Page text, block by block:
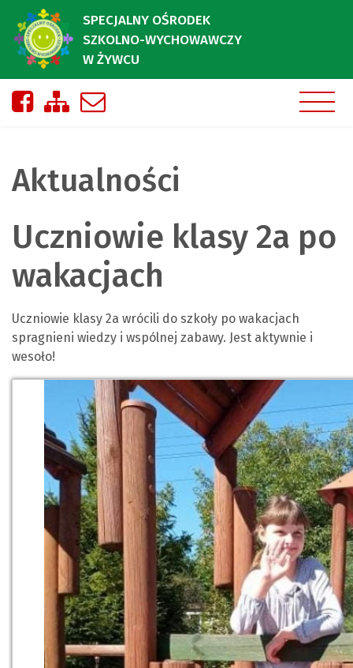
SPECJALNY OŚRODEK
SZKOLNO-WYCHOWAWCZY
W ŻYWCU
Nasza strona na Facebooku
Zobacz mapę strony
Aktualności
Uczniowie klasy 2a po
wakacjach
Uczniowie klasy 2a wrócili do szkoły po wakacjach
spragnieni wiedzy i wspólnej zabawy. Jest aktywnie i
wesoło!